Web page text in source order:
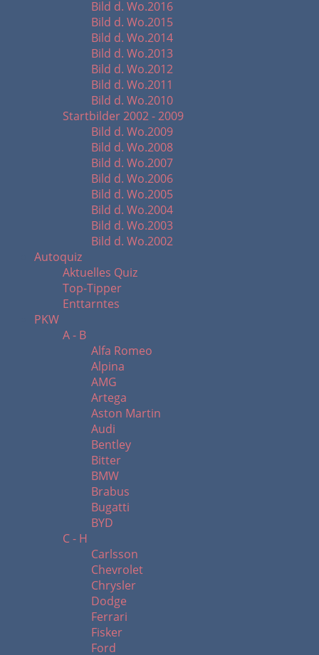
Bild d. Wo.2016
Bild d. Wo.2015
Bild d. Wo.2014
Bild d. Wo.2013
Bild d. Wo.2012
Bild d. Wo.2011
Bild d. Wo.2010
Startbilder 2002 - 2009
Bild d. Wo.2009
Bild d. Wo.2008
Bild d. Wo.2007
Bild d. Wo.2006
Bild d. Wo.2005
Bild d. Wo.2004
Bild d. Wo.2003
Bild d. Wo.2002
Autoquiz
Aktuelles Quiz
Top-Tipper
Enttarntes
PKW
A - B
Alfa Romeo
Alpina
AMG
Artega
Aston Martin
Audi
Bentley
Bitter
BMW
Brabus
Bugatti
BYD
C - H
Carlsson
Chevrolet
Chrysler
Dodge
Ferrari
Fisker
Ford